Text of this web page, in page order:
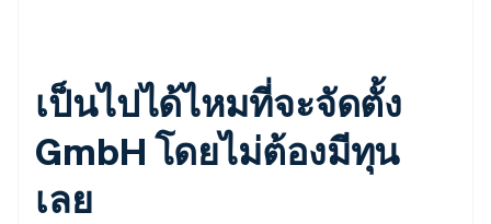
เป็นไปได้ไหมที่จะจัดตั้ง
GmbH โดยไม่ต้องมีทุน
เลย